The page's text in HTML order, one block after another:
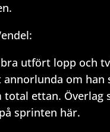
utfört lopp och
om han
total ettan. Överlag
sprinten här.